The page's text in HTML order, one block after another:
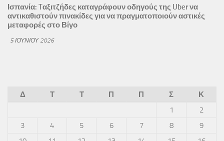
Ισπανία: Tαξιτζήδες καταγράφουν οδηγούς της Uber να
αντικαθιστούν πινακίδες για να πραγματοποιούν αστικές
μεταφορές στο Βίγο
5 ΙΟΥΝΊΟΥ 2026
Δ Τ Τ Π Π Σ
Κ
1
2
3
4 5 6 7 8
9